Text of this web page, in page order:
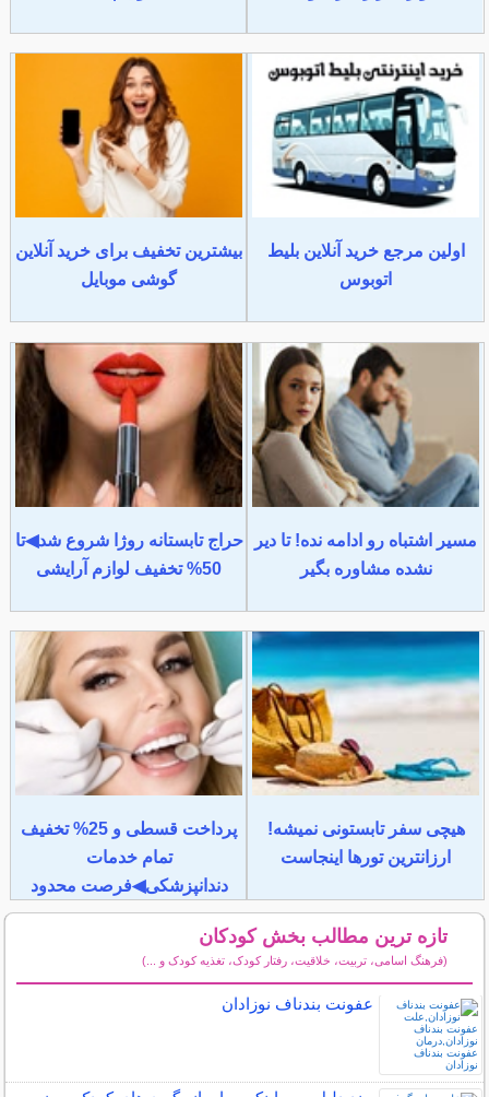
اولین مرجع خرید آنلاین بلیط
اتوبوس
بیشترین تخفیف برای خرید آنلاین
گوشی موبایل
مسیر اشتباه رو ادامه نده! تا دیر
نشده مشاوره بگیر
حراج تابستانه روژا شروع شد◀تا
50% تخفیف لوازم آرایشی
هیچی سفر تابستونی نمیشه!
ارزانترین تورها اینجاست
پرداخت قسطی و 25% تخفیف
تمام خدمات
دندانپزشکی◀فرصت محدود
تازه ترین مطالب بخش کودکان
(فرهنگ اسامی، تربیت، خلاقیت، رفتار کودک، تغذیه کودک و ...)
عفونت بندناف نوزادان